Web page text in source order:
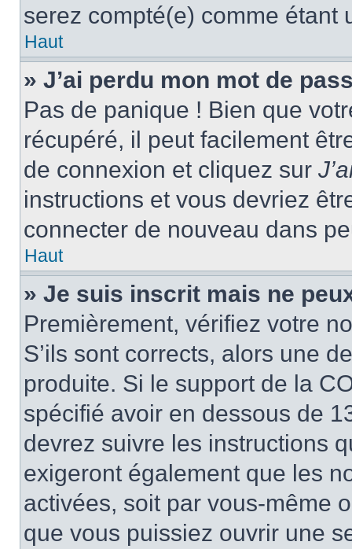
serez compté(e) comme étant
Haut
» J’ai perdu mon mot de
Pas de panique ! Bien que
récupéré, il peut facilement
de connexion et cliquez sur
instructions et vous devriez
connecter de nouveau dans
Haut
» Je suis inscrit mais ne
Premièrement, vérifiez votre
S’ils sont corrects, alors une
produite. Si le support de la
spécifié avoir en dessous de
devrez suivre les instructions
exigeront également que les
activées, soit par vous-même
que vous puissiez ouvrir une